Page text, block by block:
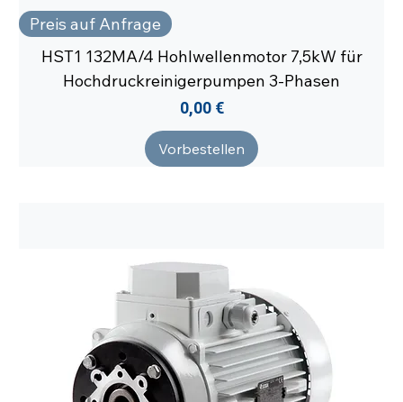
Preis auf Anfrage
HST1 132MA/4 Hohlwellenmotor 7,5kW für
Hochdruckreinigerpumpen 3-Phasen
Preis
0,00 €
Vorbestellen